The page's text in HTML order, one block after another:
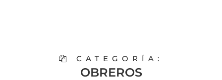
CATEGORÍA:
OBREROS